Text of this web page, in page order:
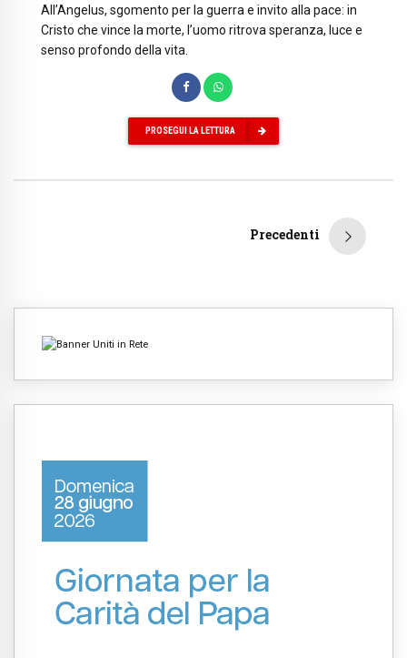
All’Angelus, sgomento per la guerra e invito alla pace: in
Cristo che vince la morte, l’uomo ritrova speranza, luce e
senso profondo della vita.
PROSEGUI LA LETTURA
Precedenti